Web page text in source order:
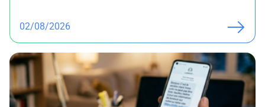
02/08/2026